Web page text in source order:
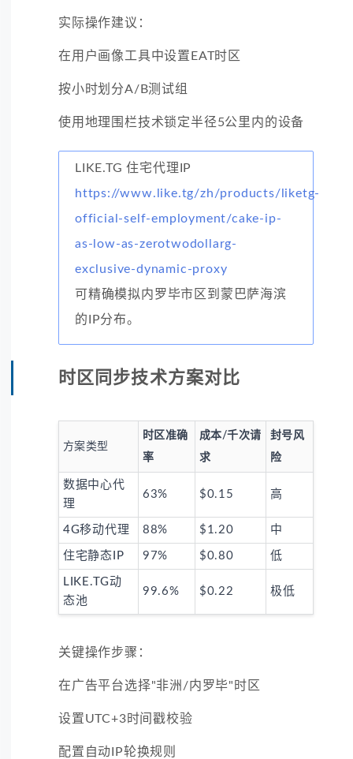
实际操作建议：
在用户画像工具中设置EAT时区
按小时划分A/B测试组
使用地理围栏技术锁定半径5公里内的设备
LIKE.TG 住宅代理IP
https://www.like.tg/zh/products/liketg-
official-self-employment/cake-ip-
as-low-as-zerotwodollarg-
exclusive-dynamic-proxy
可精确模拟内罗毕市区到蒙巴萨海滨
的IP分布。
时区同步技术方案对比
方案类型
时区准确
率
成本/千次请
求
封号风
险
数据中心代
理
63% $0.15 高
4G移动代理 88% $1.20 中
住宅静态IP 97% $0.80 低
LIKE.TG动
态池
99.6% $0.22 极低
关键操作步骤：
在广告平台选择"非洲/内罗毕"时区
设置UTC+3时间戳校验
配置自动IP轮换规则